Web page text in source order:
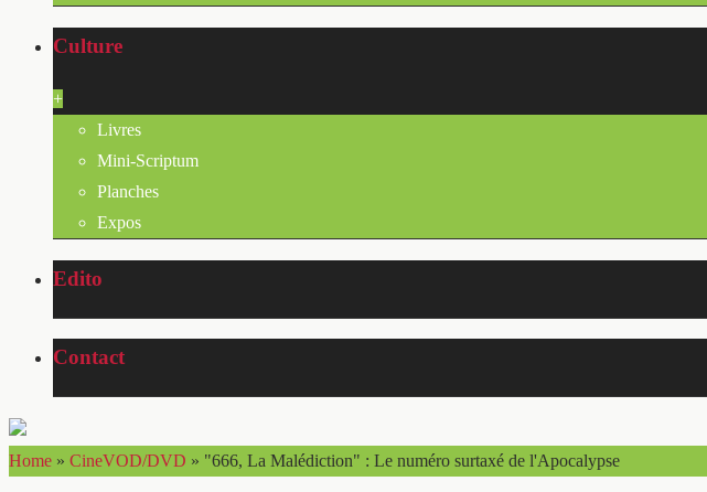
Culture
+
Livres
Mini-Scriptum
Planches
Expos
Edito
Contact
Home » CineVOD/DVD » "666, La Malédiction" : Le numéro surtaxé de l'Apocalypse